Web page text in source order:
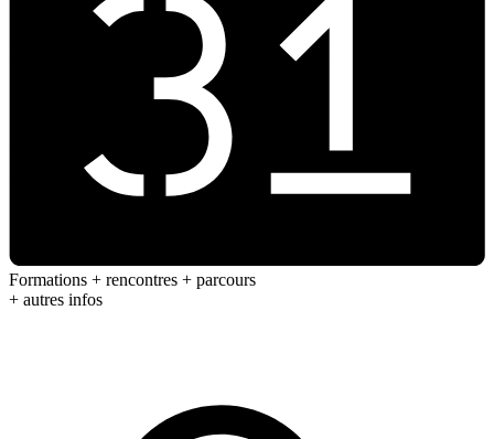
Formations + rencontres + parcours
+ autres infos